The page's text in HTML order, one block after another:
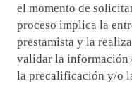
el momento de
proceso implica la
prestamista y la
validar la información
la precalificación y/o